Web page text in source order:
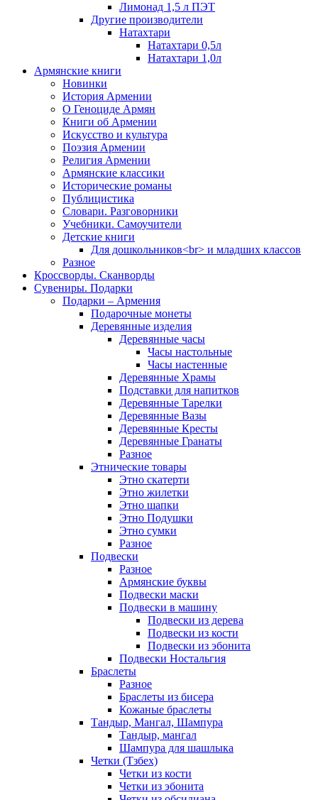
Лимонад 1,5 л ПЭТ
Другие производители
Натахтари
Натахтари 0,5л
Натахтари 1,0л
Армянские книги
Новинки
История Армении
О Геноциде Армян
Книги об Армении
Иcкусство и культура
Поэзия Армении
Религия Армении
Армянские классики
Исторические романы
Публицистика
Словари. Разговорники
Учебники. Самоучители
Детские книги
Для дошкольников<br> и младших классов
Разное
Кроссворды. Сканворды
Сувениры. Подарки
Подарки – Армения
Подарочные монеты
Деревянные изделия
Деревянные часы
Часы настольные
Часы настенные
Деревянные Храмы
Подставки для напитков
Деревянные Тарелки
Деревянные Вазы
Деревянные Кресты
Деревянные Гранаты
Разное
Этнические товары
Этно скатерти
Этно жилетки
Этно шапки
Этно Подушки
Этно сумки
Разное
Подвески
Разное
Армянские буквы
Подвески маски
Подвески в машину
Подвески из дерева
Подвески из кости
Подвески из эбонита
Подвески Ностальгия
Браслеты
Разное
Браслеты из бисера
Кожаные браслеты
Тандыр, Мангал, Шампура
Тандыр, мангал
Шампура для шашлыка
Четки (Тзбех)
Четки из кости
Четки из эбонита